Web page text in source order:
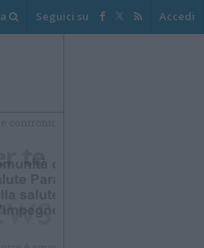
Seguici su Accedi
te